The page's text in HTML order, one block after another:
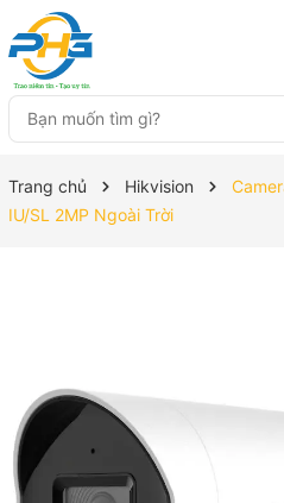
Trang chủ Hikvision
IU/SL 2MP Ngoài Trời